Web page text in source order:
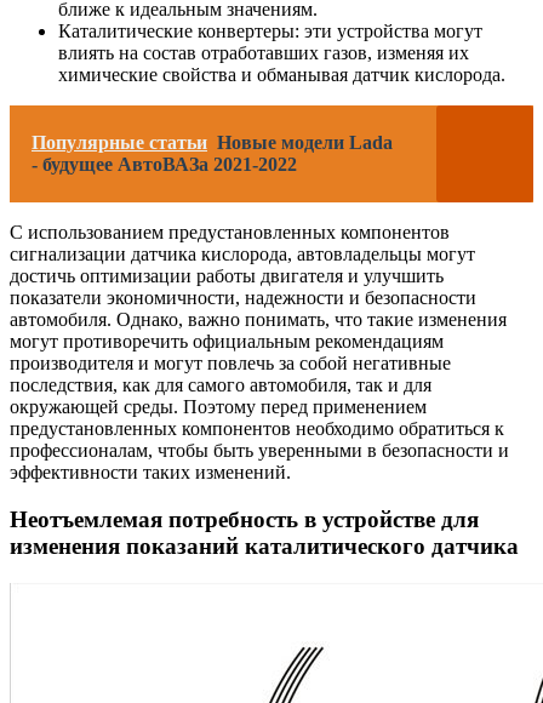
ближе к идеальным значениям.
Каталитические конвертеры: эти устройства могут
влиять на состав отработавших газов, изменяя их
химические свойства и обманывая датчик кислорода.
Популярные статьи Новые модели Lada
- будущее АвтоВАЗа 2021-2022
С использованием предустановленных компонентов
сигнализации датчика кислорода, автовладельцы могут
достичь оптимизации работы двигателя и улучшить
показатели экономичности, надежности и безопасности
автомобиля. Однако, важно понимать, что такие изменения
могут противоречить официальным рекомендациям
производителя и могут повлечь за собой негативные
последствия, как для самого автомобиля, так и для
окружающей среды. Поэтому перед применением
предустановленных компонентов необходимо обратиться к
профессионалам, чтобы быть уверенными в безопасности и
эффективности таких изменений.
Неотъемлемая потребность в устройстве для
изменения показаний каталитического датчика